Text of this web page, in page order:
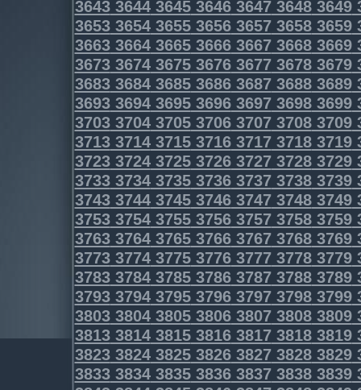
3643364436453646364736483649
3653365436553656365736583659
3663366436653666366736683669
3673367436753676367736783679
3683368436853686368736883689
3693369436953696369736983699
3703370437053706370737083709
3713371437153716371737183719
3723372437253726372737283729
3733373437353736373737383739
3743374437453746374737483749
3753375437553756375737583759
3763376437653766376737683769
3773377437753776377737783779
3783378437853786378737883789
3793379437953796379737983799
3803380438053806380738083809
3813381438153816381738183819
3823382438253826382738283829
3833383438353836383738383839